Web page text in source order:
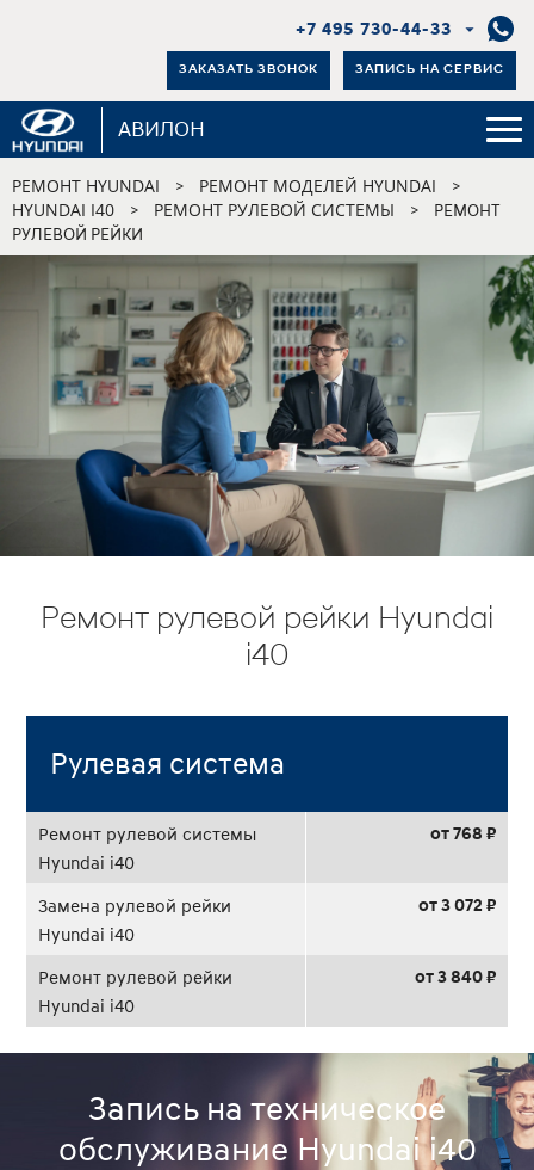
+7 495 730-44-33
ЗАКАЗАТЬ ЗВОНОК ЗАПИСЬ НА СЕРВИС
АВИЛОН
РЕМОНТ HYUNDAI > РЕМОНТ МОДЕЛЕЙ HYUNDAI >
HYUNDAI I40 > РЕМОНТ РУЛЕВОЙ СИСТЕМЫ >
РЕМОНТ
РУЛЕВОЙ РЕЙКИ
Ремонт рулевой рейки Hyundai
i40
Рулевая система
Ремонт рулевой системы
Hyundai i40
от 768 ₽
Замена рулевой рейки
Hyundai i40
от 3 072 ₽
Ремонт рулевой рейки
Hyundai i40
от 3 840 ₽
Запись на техническое
обслуживание Hyundai i40